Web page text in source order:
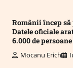
Românii încep să
Datele oficiale
6.000 de
Mocanu Erich